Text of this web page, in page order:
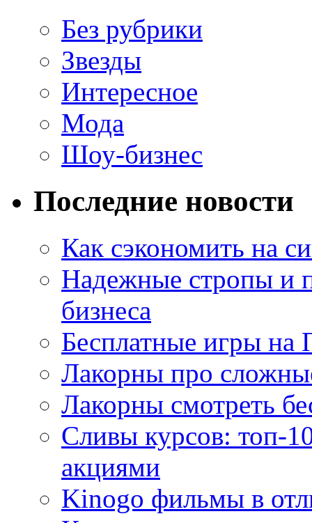
Без рубрики
Звезды
Интересное
Мода
Шоу-бизнес
Последние новости
Как сэкономить на
Надежные стропы и
бизнеса
Бесплатные игры на
Лакорны про
Лакорны смотреть
Сливы курсов: топ-
акциями
Kinogo фильмы в